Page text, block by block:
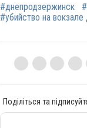
#днепродзержинск
#убийство на
Поділіться та